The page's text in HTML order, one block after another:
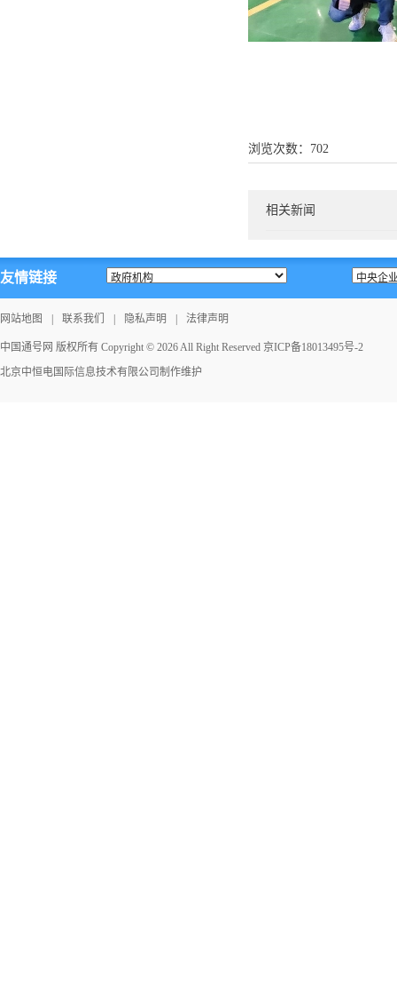
浏览次数： 702
相关新闻
友情链接
网站地图 联系我们 隐私声明 法律声明
中国通号网 版权所有 Copyright © 2026 All Right Reserved 京ICP备18013495号-2
北京中恒电国际信息技术有限公司 制作维护